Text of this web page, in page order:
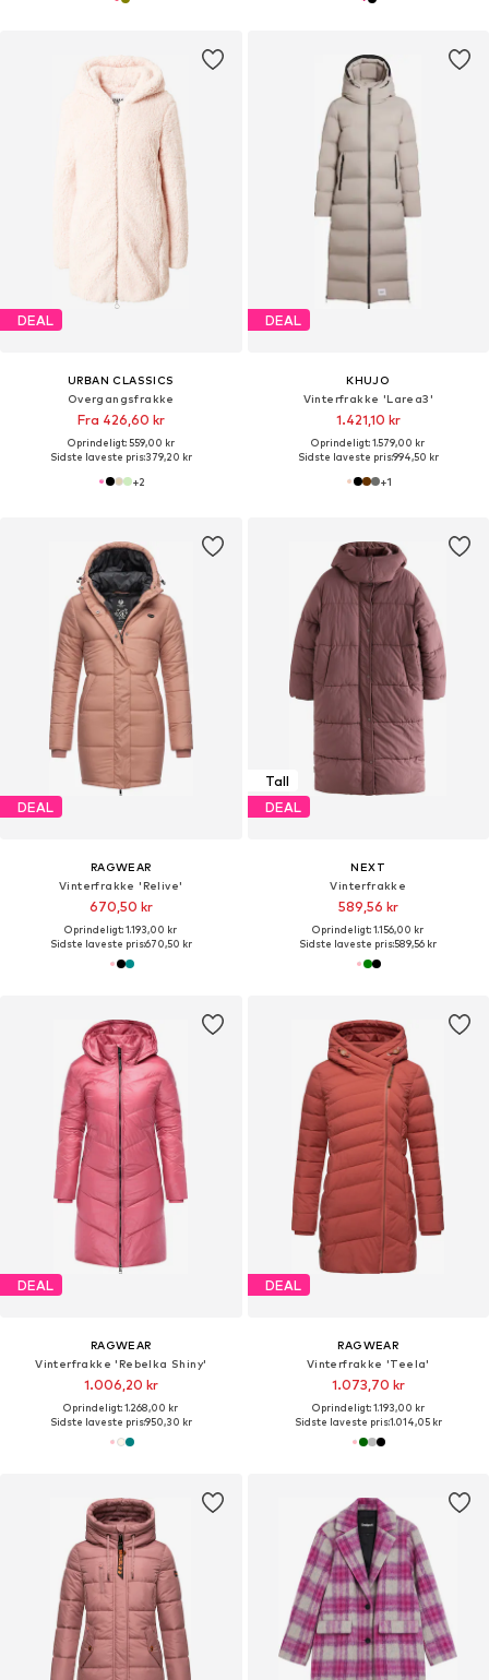
DEAL
URBAN CLASSICS
Overgangsfrakke
Fra 426,60 kr
Oprindeligt: 559,00 kr
Sidste laveste pris:379,20 kr
+2
DEAL
KHUJO
Vinterfrakke 'Larea3'
1.421,10 kr
Oprindeligt: 1.579,00 kr
Sidste laveste pris:994,50 kr
+1
DEAL
RAGWEAR
Vinterfrakke 'Relive'
670,50 kr
Oprindeligt: 1.193,00 kr
Sidste laveste pris:670,50 kr
Tall
DEAL
NEXT
Vinterfrakke
589,56 kr
Oprindeligt: 1.156,00 kr
Sidste laveste pris:589,56 kr
DEAL
RAGWEAR
Vinterfrakke 'Rebelka Shiny'
1.006,20 kr
Oprindeligt: 1.268,00 kr
Sidste laveste pris:950,30 kr
DEAL
RAGWEAR
Vinterfrakke 'Teela'
1.073,70 kr
Oprindeligt: 1.193,00 kr
Sidste laveste pris:1.014,05 kr